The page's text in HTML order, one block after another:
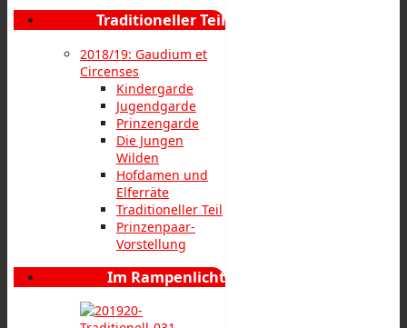
Traditioneller Teil
2018/19: Gaudium et
Circenses
Kindergarde
Jugendgarde
Prinzengarde
Die Jungen
Wilden
Hofdamen und
Elferräte
Traditioneller Teil
Prinzenpaar-
Vorstellung
Im Rampenlicht